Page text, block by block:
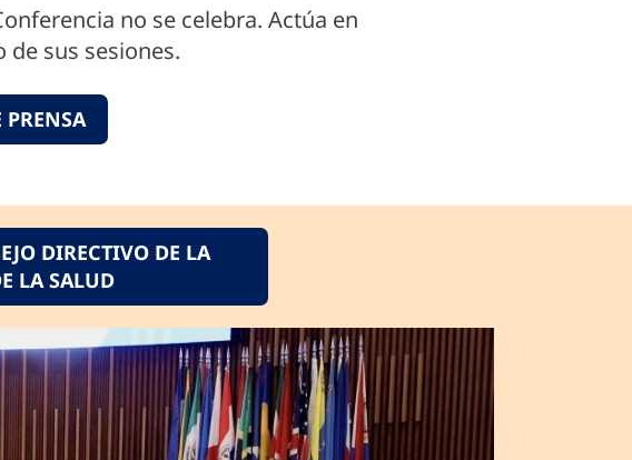
no se celebra. Actúa en
sus sesiones.
PRENSA
DIRECTIVO DE LA
LA SALUD